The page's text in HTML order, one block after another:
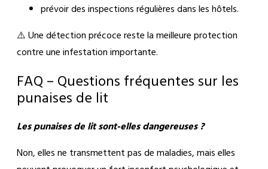
prévoir des inspections régulières dans les hôtels.
⚠️ Une détection précoce reste la meilleure protection
contre une infestation importante.
FAQ – Questions fréquentes sur les
punaises de lit
Les punaises de lit sont-elles dangereuses ?
Non, elles ne transmettent pas de maladies, mais elles